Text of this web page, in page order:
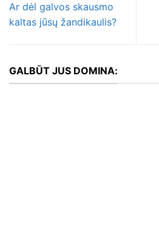
Ar dėl galvos skausmo
kaltas jūsų žandikaulis?
GALBŪT JUS DOMINA: